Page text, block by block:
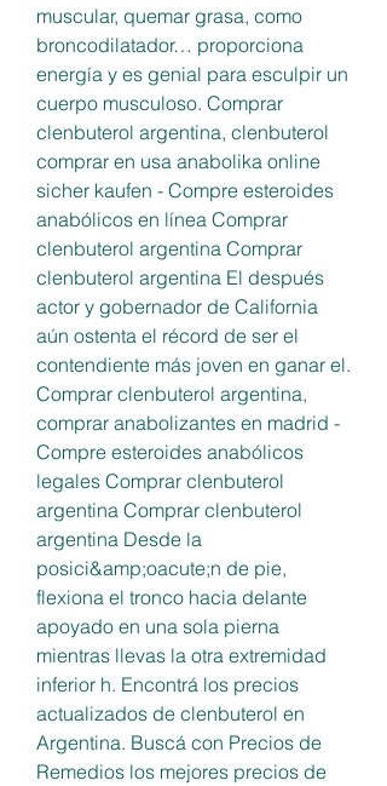
muscular, quemar grasa, como
broncodilatador… proporciona
energía y es genial para esculpir un
cuerpo musculoso. Comprar
clenbuterol argentina, clenbuterol
comprar en usa anabolika online
sicher kaufen - Compre esteroides
anabólicos en línea Comprar
clenbuterol argentina Comprar
clenbuterol argentina El después
actor y gobernador de California
aún ostenta el récord de ser el
contendiente más joven en ganar el.
Comprar clenbuterol argentina,
comprar anabolizantes en madrid -
Compre esteroides anabólicos
legales Comprar clenbuterol
argentina Comprar clenbuterol
argentina Desde la
posici&amp;oacute;n de pie,
flexiona el tronco hacia delante
apoyado en una sola pierna
mientras llevas la otra extremidad
inferior h. Encontrá los precios
actualizados de clenbuterol en
Argentina. Buscá con Precios de
Remedios los mejores precios de